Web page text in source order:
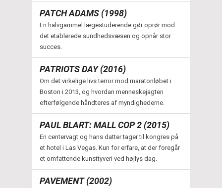
PATCH ADAMS (1998)
En halvgammel lægestuderende gør oprør mod
det etablerede sundhedsvæsen og opnår stor
succes.
PATRIOTS DAY (2016)
Om det virkelige livs terror mod maratonløbet i
Boston i 2013, og hvordan menneskejagten
efterfølgende håndteres af myndighederne.
PAUL BLART: MALL COP 2 (2015)
En centervagt og hans datter tager til kongres på
et hotel i Las Vegas. Kun for erfare, at der foregår
et omfattende kunsttyveri ved højlys dag.
PAVEMENT (2002)